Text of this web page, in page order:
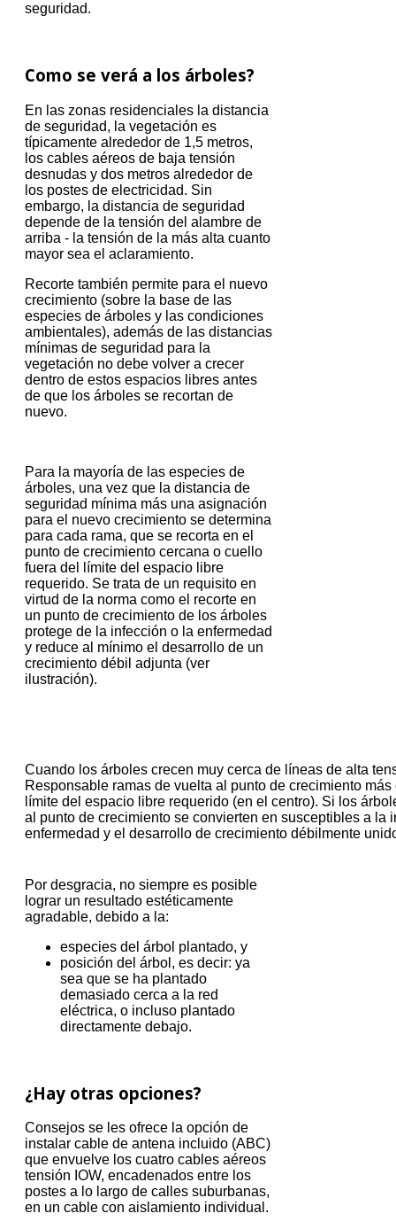
seguridad.
Como se verá a los árboles?
En las zonas residenciales la distancia
de seguridad, la vegetación es
típicamente alrededor de 1,5 metros,
los cables aéreos de baja tensión
desnudas y dos metros alrededor de
los postes de electricidad. Sin
embargo, la distancia de seguridad
depende de la tensión del alambre de
arriba - la tensión de la más alta cuanto
mayor sea el aclaramiento.
Recorte también permite para el nuevo
crecimiento (sobre la base de las
especies de árboles y las condiciones
ambientales), además de las distancias
mínimas de seguridad para la
vegetación no debe volver a crecer
dentro de estos espacios libres antes
de que los árboles se recortan de
nuevo.
Para la mayoría de las especies de
árboles, una vez que la distancia de
seguridad mínima más una asignación
para el nuevo crecimiento se determina
para cada rama, que se recorta en el
punto de crecimiento cercana o cuello
fuera del límite del espacio libre
requerido. Se trata de un requisito en
virtud de la norma como el recorte en
un punto de crecimiento de los árboles
protege de la infección o la enfermedad
y reduce al mínimo el desarrollo de un
crecimiento débil adjunta (ver
ilustración).
Cuando los árboles crecen muy cerca de líneas de alta
Responsable ramas de vuelta al punto de crecimiento
límite del espacio libre requerido (en el centro). Si los
al punto de crecimiento se convierten en susceptibles a la
enfermedad y el desarrollo de crecimiento débilmente
Por desgracia, no siempre es posible
lograr un resultado estéticamente
agradable, debido a la:
especies del árbol plantado, y
posición del árbol, es decir: ya
sea que se ha plantado
demasiado cerca a la red
eléctrica, o incluso plantado
directamente debajo.
¿Hay otras opciones?
Consejos se les ofrece la opción de
instalar cable de antena incluido (ABC)
que envuelve los cuatro cables aéreos
tensión IOW, encadenados entre los
postes a lo largo de calles suburbanas,
en un cable con aislamiento individual.